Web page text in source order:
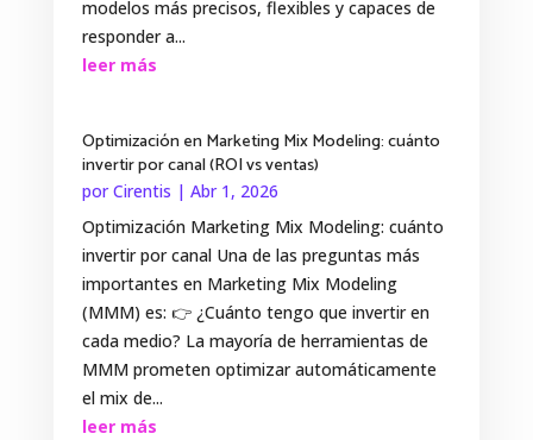
modelos más precisos, flexibles y capaces de
responder a...
leer más
Optimización en Marketing Mix Modeling: cuánto
invertir por canal (ROI vs ventas)
porCirentis | Abr 1, 2026
Optimización Marketing Mix Modeling: cuánto
invertir por canal Una de las preguntas más
importantes en Marketing Mix Modeling
(MMM) es: 👉 ¿Cuánto tengo que invertir en
cada medio? La mayoría de herramientas de
MMM prometen optimizar automáticamente
el mix de...
leer más